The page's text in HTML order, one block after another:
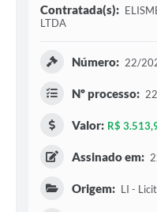
Contratada(s):
LTDA
Número: 22/
Nº processo:
Valor: R$
Assinado em:
Origem: LI -